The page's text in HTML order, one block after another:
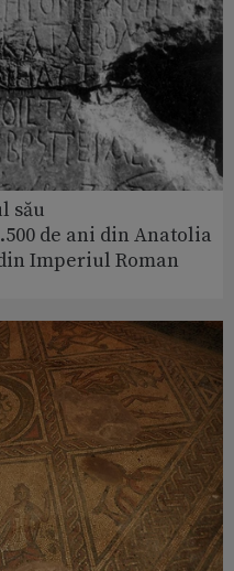
său
de ani din Anatolia
Imperiul Roman